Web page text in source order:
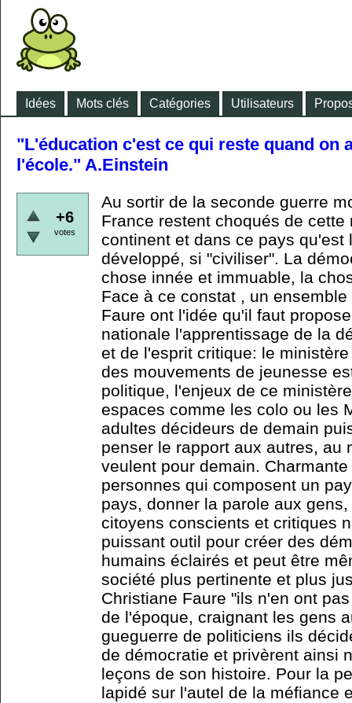
Idées Mots clés Catégories Utilisateurs
"L'éducation c'est ce qui reste quand on
l'école." A.Einstein
+6
votes
Au sortir de la seconde guerre
France restent choqués de
continent et dans ce pays qu'est
développé, si "civiliser". La
chose innée et immuable, la
Face à ce constat , un
Faure ont l'idée qu'il faut
nationale l'apprentissage de la
et de l'esprit critique: le
des mouvements de jeunesse
politique, l'enjeux de ce
espaces comme les colo ou les
adultes décideurs de demain
penser le rapport aux autres, au
veulent pour demain.
personnes qui composent un
pays, donner la parole aux
citoyens conscients et critiques
puissant outil pour créer des
humains éclairés et peut être
société plus pertinente et plus
Christiane Faure "ils n'en ont
de l'époque, craignant les gens
gueguerre de politiciens ils
de démocratie et privèrent ainsi
leçons de son histoire. Pour la
lapidé sur l'autel de la méfiance